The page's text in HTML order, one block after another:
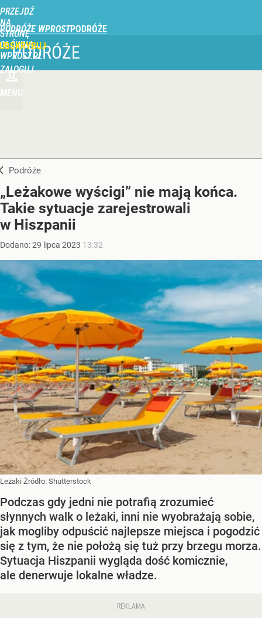
PRZEJDŹ
NA
STRONĘ
GŁÓWNĄ
WPROST.PL
PODRÓŻE WPROST
ZALOGUJ
MENU
PODRÓŻE
Podróże
„Leżakowe wyścigi” nie mają końca.
Takie sytuacje zarejestrowali
w Hiszpanii
Dodano:29 lipca 2023 13:32
Leżaki Źródło: Shutterstock
Podczas gdy jedni nie potrafią zrozumieć
słynnych walk o leżaki, inni nie wyobrażają sobie,
jak mogliby odpuścić najlepsze miejsca i pogodzić
się z tym, że nie położą się tuż przy brzegu morza.
Sytuacja Hiszpanii wygląda dość komicznie,
ale denerwuje lokalne władze.